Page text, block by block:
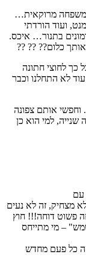
משפחה מרוקאית…
ועוד הורדתי
בתנור… איכס.
כלום?? ?? ??
כך לחוצי חתונה
לא התחלנו וכבר
וחפשי אותם צפונה
למי הוא כן
עם
לא מצחיק, זה לא נעים
זה פשוט דוחה!!! חוץ
– מי מתייחס
כל פעם מחדש